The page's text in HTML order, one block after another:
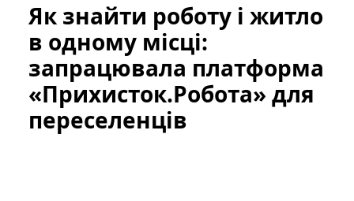
Як знайти роботу і житло
в одному місці:
запрацювала платформа
«Прихисток.Робота» для
переселенців